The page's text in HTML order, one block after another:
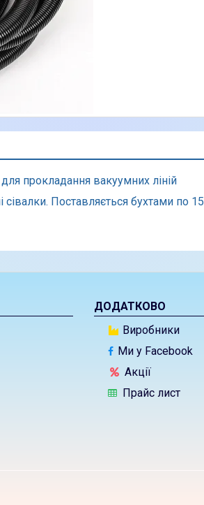
прокладання вакуумних ліній
сівалки. Поставляється бухтами по 15
ДОДАТКОВО
Виробники
Ми у Facebook
Акції
Прайс лист